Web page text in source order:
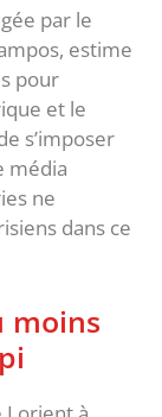
par le
estime
pour
et le
s’imposer
média
ne
dans ce
moins